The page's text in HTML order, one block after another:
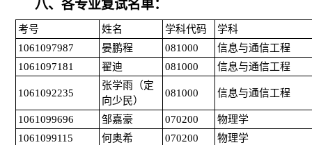
八、各专业复试名单：
考号 姓名 学科代码
学科
1061097987
晏鹏程 081000
信息与通信工程
1061097181
翟迪 081000 信息与通信工程
1061092235
张学雨（定
向少民）
081000 信息与通信工程
1061099696 邹嘉豪 070200
物理学
1061099115
何奥希 070200
物理学